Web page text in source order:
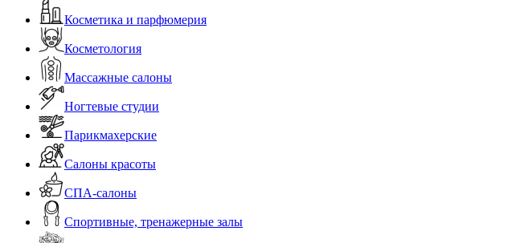
Косметика и парфюмерия
Косметология
Массажные салоны
Ногтевые студии
Парикмахерские
Салоны красоты
СПА-салоны
Спортивные, тренажерные залы